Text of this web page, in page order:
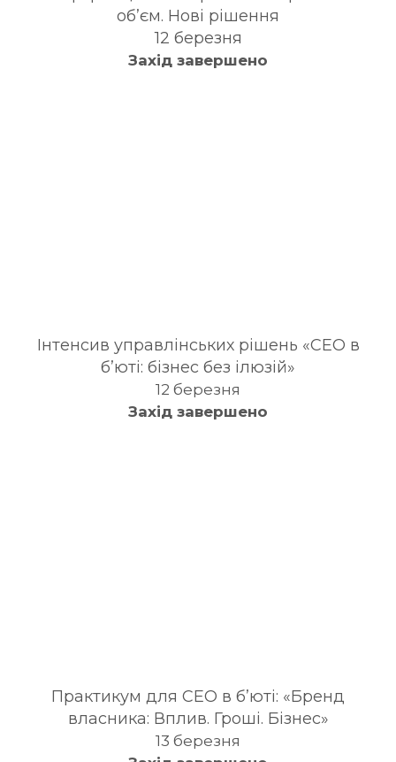
об’єм. Нові рішення
12 березня
Захід завершено
Інтенсив управлінських рішень «CEO в
б’юті: бізнес без ілюзій»
12 березня
Захід завершено
Практикум для CЕО в б’юті: «Бренд
власника: Вплив. Гроші. Бізнес»
13 березня